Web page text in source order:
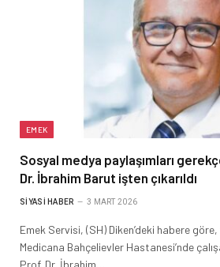
EMEK
Sosyal medya paylaşımları
Dr. İbrahim Barut işten çıkarıldı
SIYASI HABER 3 MART 2026
Emek Servisi, (SH) Diken’deki habere göre,
Medicana Bahçelievler Hastanesi’nde
Prof. Dr. İbrahim…